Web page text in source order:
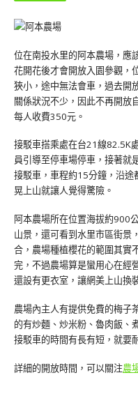
位在南投水里的阿本農場，應
花開花後才會開放入園參觀，
狹小，途中無法會車，過去開
關係狀況不少，因此不再開放
每人收費350元。
接駁車搭乘處在台21線82.5K
員引導至停車場停車，接著就
接駁車，車程約15分鐘，沿途
晃上山就讓人覺得驚險。
阿本農場所在位置海拔約900
山景，還可看到水里市區街景
合，農場種植櫻花的範圍其實
完，不過農場算是蠻用心在經
還設有更衣室，讓網美上山換
農場內主人有提供免費的梅子
的有炒麵、炒米粉、魯肉飯、
接駁車的時間有長有短，就要
詳細的開放時間，可以關注農